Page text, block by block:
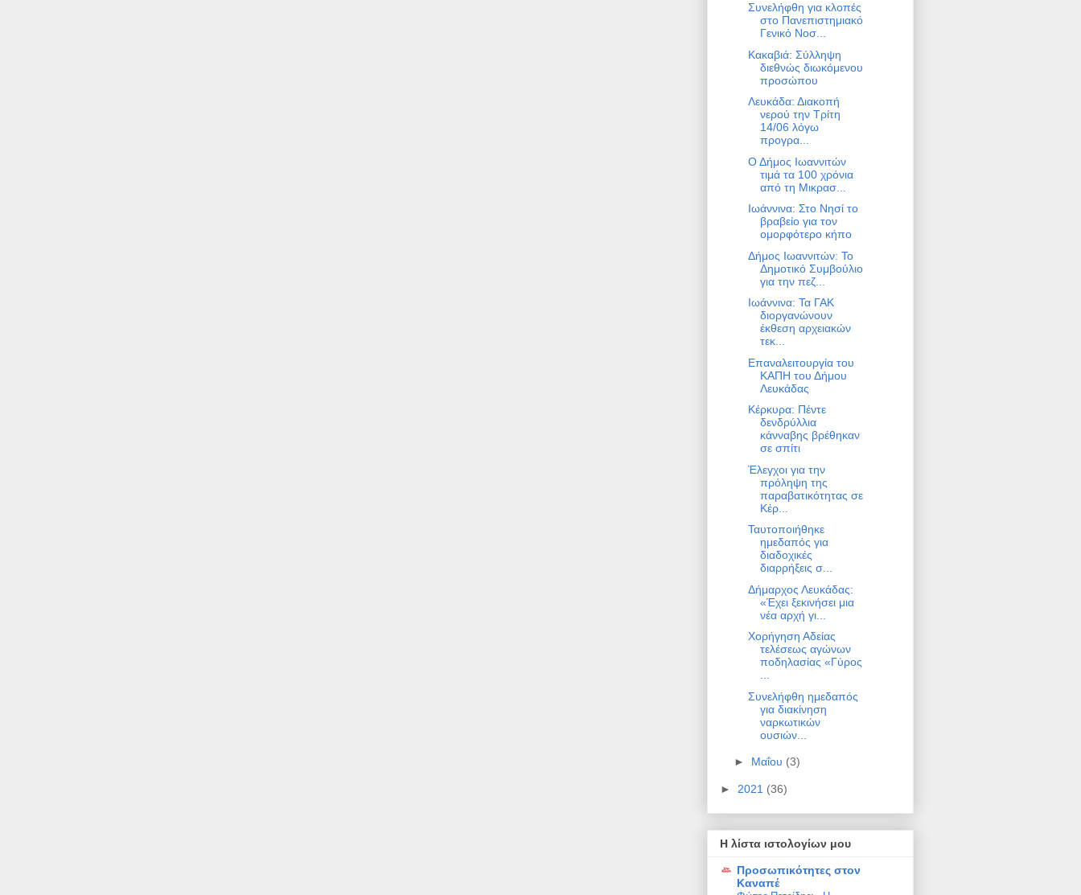
Συνελήφθη για κλοπές
στο Πανεπιστημιακό
Γενικό Νοσ...
Κακαβιά: Σύλληψη
διεθνώς διωκόμενου
προσώπου
Λευκάδα: Διακοπή
νερού την Τρίτη
14/06 λόγω
προγρα...
Ο Δήμος Ιωαννιτών
τιμά τα 100 χρόνια
από τη Μικρασ...
Ιωάννινα: Στο Νησί το
βραβείο για τον
ομορφότερο κήπο
Δήμος Ιωαννιτών: Το
Δημοτικό Συμβούλιο
για την πεζ...
Ιωάννινα: Τα ΓΑΚ
διοργανώνουν
έκθεση αρχειακών
τεκ...
Επαναλειτουργία του
ΚΑΠΗ του Δήμου
Λευκάδας
Κέρκυρα: Πέντε
δενδρύλλια
κάνναβης βρέθηκαν
σε σπίτι
Έλεγχοι για την
πρόληψη της
παραβατικότητας σε
Κέρ...
Ταυτοποιήθηκε
ημεδαπός για
διαδοχικές
διαρρήξεις σ...
Δήμαρχος Λευκάδας:
«Έχει ξεκινήσει μια
νέα αρχή γι...
Χορήγηση Αδείας
τελέσεως αγώνων
ποδηλασίας «Γύρος
Συνελήφθη ημεδαπός
για διακίνηση
ναρκωτικών
ουσιών...
► Μαΐου (3)
► 2021 (36)
Η λίστα ιστολογίων μου
Προσωπικότητες στον
Καναπέ